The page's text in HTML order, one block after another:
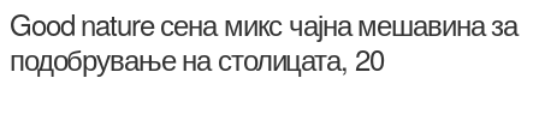
Good nature сена микс чајна мешавина за
подобрување на столицата, 20